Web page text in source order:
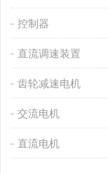
控制器
直流调速装置
齿轮减速电机
交流电机
直流电机